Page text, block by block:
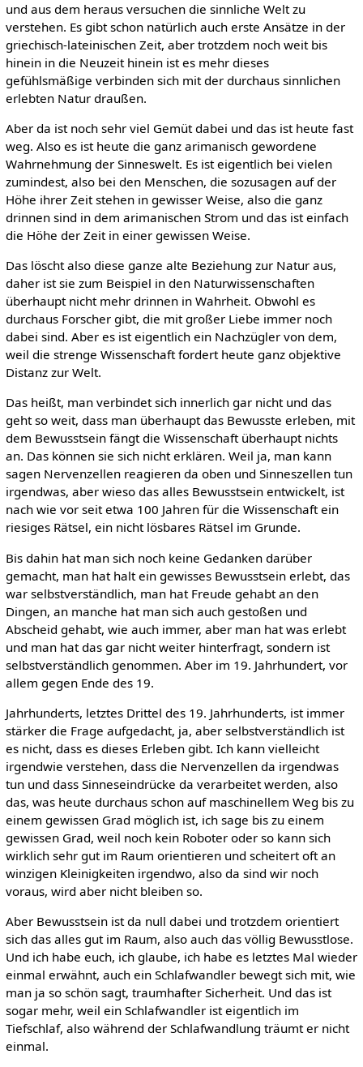
und aus dem heraus versuchen die sinnliche Welt zu
verstehen. Es gibt schon natürlich auch erste Ansätze in der
griechisch-lateinischen Zeit, aber trotzdem noch weit bis
hinein in die Neuzeit hinein ist es mehr dieses
gefühlsmäßige verbinden sich mit der durchaus sinnlichen
erlebten Natur draußen.
Aber da ist noch sehr viel Gemüt dabei und das ist heute fast
weg. Also es ist heute die ganz arimanisch gewordene
Wahrnehmung der Sinneswelt. Es ist eigentlich bei vielen
zumindest, also bei den Menschen, die sozusagen auf der
Höhe ihrer Zeit stehen in gewisser Weise, also die ganz
drinnen sind in dem arimanischen Strom und das ist einfach
die Höhe der Zeit in einer gewissen Weise.
Das löscht also diese ganze alte Beziehung zur Natur aus,
daher ist sie zum Beispiel in den Naturwissenschaften
überhaupt nicht mehr drinnen in Wahrheit. Obwohl es
durchaus Forscher gibt, die mit großer Liebe immer noch
dabei sind. Aber es ist eigentlich ein Nachzügler von dem,
weil die strenge Wissenschaft fordert heute ganz objektive
Distanz zur Welt.
Das heißt, man verbindet sich innerlich gar nicht und das
geht so weit, dass man überhaupt das Bewusste erleben, mit
dem Bewusstsein fängt die Wissenschaft überhaupt nichts
an. Das können sie sich nicht erklären. Weil ja, man kann
sagen Nervenzellen reagieren da oben und Sinneszellen tun
irgendwas, aber wieso das alles Bewusstsein entwickelt, ist
nach wie vor seit etwa 100 Jahren für die Wissenschaft ein
riesiges Rätsel, ein nicht lösbares Rätsel im Grunde.
Bis dahin hat man sich noch keine Gedanken darüber
gemacht, man hat halt ein gewisses Bewusstsein erlebt, das
war selbstverständlich, man hat Freude gehabt an den
Dingen, an manche hat man sich auch gestoßen und
Abscheid gehabt, wie auch immer, aber man hat was erlebt
und man hat das gar nicht weiter hinterfragt, sondern ist
selbstverständlich genommen. Aber im 19. Jahrhundert, vor
allem gegen Ende des 19.
Jahrhunderts, letztes Drittel des 19. Jahrhunderts, ist immer
stärker die Frage aufgedacht, ja, aber selbstverständlich ist
es nicht, dass es dieses Erleben gibt. Ich kann vielleicht
irgendwie verstehen, dass die Nervenzellen da irgendwas
tun und dass Sinneseindrücke da verarbeitet werden, also
das, was heute durchaus schon auf maschinellem Weg bis zu
einem gewissen Grad möglich ist, ich sage bis zu einem
gewissen Grad, weil noch kein Roboter oder so kann sich
wirklich sehr gut im Raum orientieren und scheitert oft an
winzigen Kleinigkeiten irgendwo, also da sind wir noch
voraus, wird aber nicht bleiben so.
Aber Bewusstsein ist da null dabei und trotzdem orientiert
sich das alles gut im Raum, also auch das völlig Bewusstlose.
Und ich habe euch, ich glaube, ich habe es letztes Mal wieder
einmal erwähnt, auch ein Schlafwandler bewegt sich mit, wie
man ja so schön sagt, traumhafter Sicherheit. Und das ist
sogar mehr, weil ein Schlafwandler ist eigentlich im
Tiefschlaf, also während der Schlafwandlung träumt er nicht
einmal.